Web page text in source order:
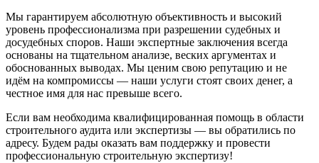
Мы гарантируем абсолютную объективность и высокий
уровень профессионализма при разрешении судебных и
досудебных споров. Наши экспертные заключения всегда
основаны на тщательном анализе, веских аргументах и
обоснованных выводах. Мы ценим свою репутацию и не
идём на компромиссы — наши услуги стоят своих денег, а
честное имя для нас превыше всего.
Если вам необходима квалифицированная помощь в области
строительного аудита или экспертизы — вы обратились по
адресу. Будем рады оказать вам поддержку и провести
профессиональную строительную экспертизу!